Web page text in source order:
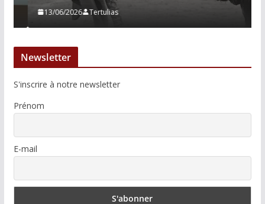
13/06/2026 Tertulias
Newsletter
S'inscrire à notre newsletter
Prénom
E-mail